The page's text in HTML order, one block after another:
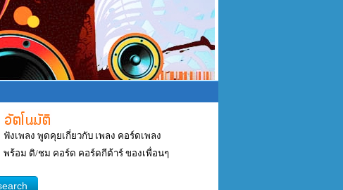
ฟังเพลง พูดคุยเกี่ยวกับ เพลง คอร์ดเพลง
พร้อม ติ/ชม คอร์ด คอร์ดกีต้าร์ ของเพื่อนๆ